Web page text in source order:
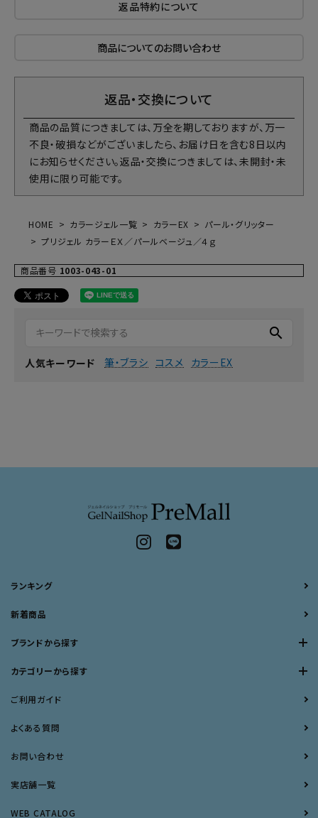
返品特約について
商品についてのお問い合わせ
返品・交換について
商品の品質につきましては、万全を期しておりますが、万一
不良・破損などがございましたら、お届け日を含む8日以内
にお知らせください。返品・交換につきましては、未開封・未
使用に限り可能です。
HOME カラージェル一覧 カラーEX
パール・グリッター
プリジェル カラーＥＸ／パールベージュ／４ｇ
商品番号 1003-043-01
search
人気キーワード 筆・ブラシ コスメ カラーEX
ランキング
新着商品
ブランドから探す
カテゴリーから探す
ご利用ガイド
よくある質問
お問い合わせ
実店舗一覧
WEB CATALOG